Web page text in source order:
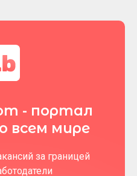
- портал
всем мире
за границей